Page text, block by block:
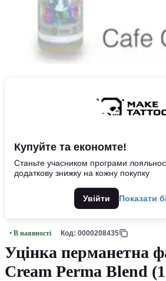
Купуйте та економте!
Станьте учасником програми
додаткову знижку на кожну покупку
Увійти Показати
• В наявності Код: 0000208435
Уцінка перманетна
Cream Perma Blend